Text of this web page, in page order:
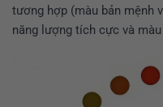
tương hợp (màu bản mệnh
năng lượng tích cực và